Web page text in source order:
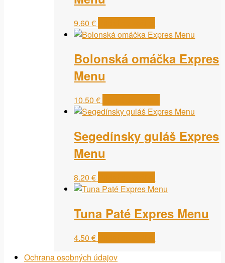
9.60€
Bolonská omáčka Expres
Menu
10.50€
Segedínsky guláš Expres
Menu
8.20€
Tuna Paté Expres Menu
4.50€
Ochrana osobných údajov